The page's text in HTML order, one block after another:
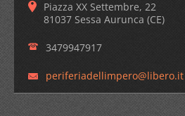
Piazza XX Settembre, 22
81037 Sessa Aurunca (CE)
3479947917
periferiadellimpero@libero.it